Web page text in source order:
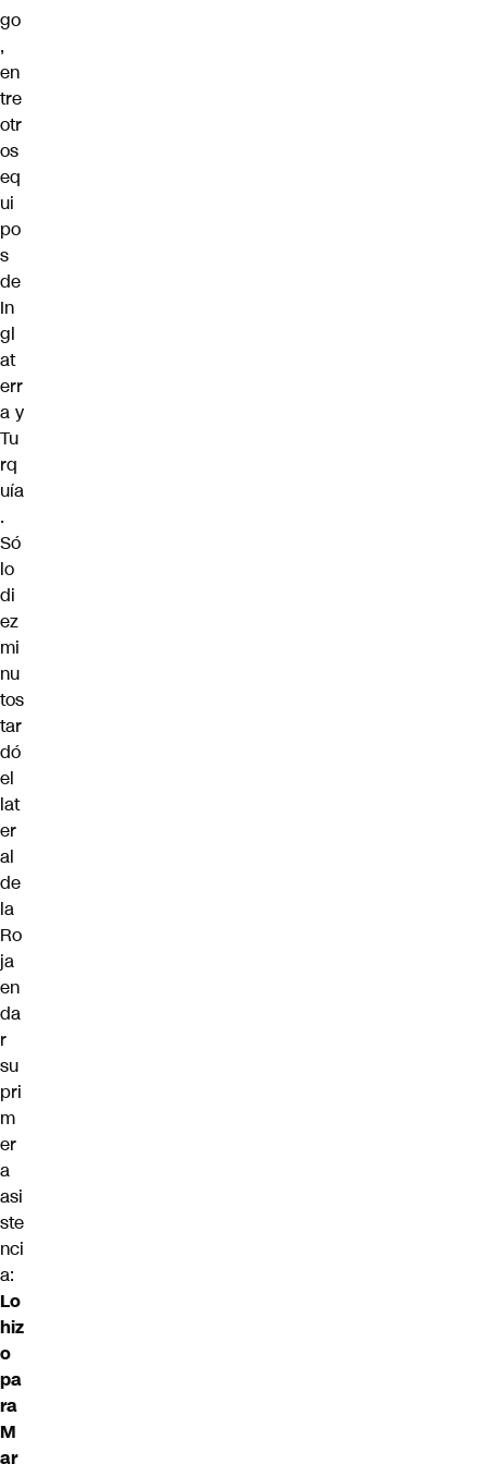
go
,
en
tre
otr
os
eq
ui
po
s
de
In
gl
at
err
a y
Tu
rq
uía
.
Só
lo
di
ez
mi
nu
tos
tar
dó
el
lat
er
al
de
la
Ro
ja
en
da
r
su
pri
m
er
a
asi
ste
nci
a:
Lo
hiz
o
pa
ra
M
ar